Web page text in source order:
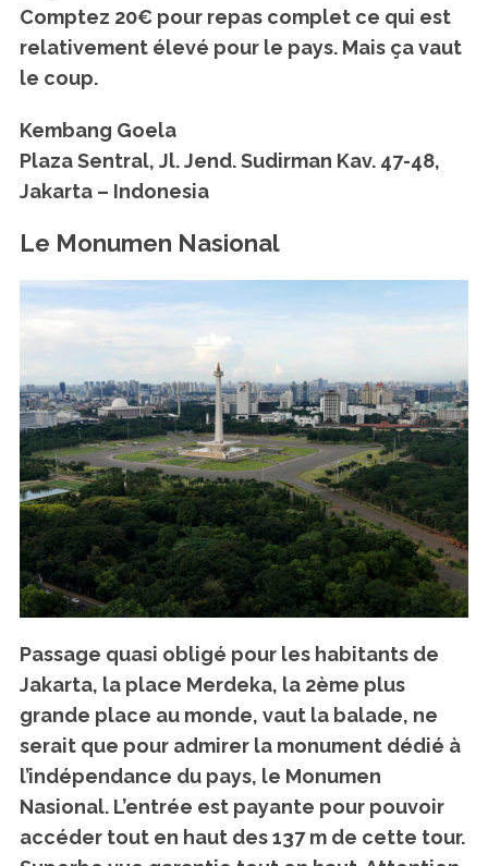
Comptez 20€ pour repas complet ce qui est
relativement élevé pour le pays. Mais ça vaut
le coup.
Kembang Goela
Plaza Sentral, Jl. Jend. Sudirman Kav. 47-48,
Jakarta – Indonesia
Le Monumen Nasional
Passage quasi obligé pour les habitants de
Jakarta, la place Merdeka, la 2ème plus
grande place au monde, vaut la balade, ne
serait que pour admirer la monument dédié à
l’indépendance du pays, le Monumen
Nasional. L’entrée est payante pour pouvoir
accéder tout en haut des 137 m de cette tour.
h
f
o
r
: